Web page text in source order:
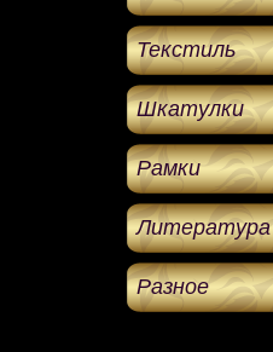
Текстиль
Шкатулки
Рамки
Литература
Разное